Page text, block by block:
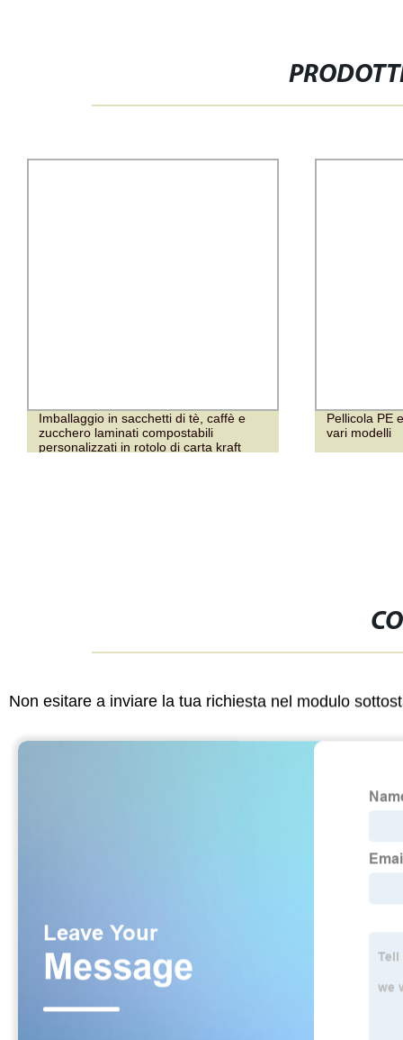
Imballaggio in sacchetti di tè, caffè e
zucchero laminati compostabili
personalizzati in rotolo di carta kraft
Pellicola PE
vari modelli
Non esitare a inviare la tua richiesta nel modulo